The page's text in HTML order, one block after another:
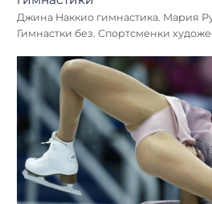
Джина Наккио гимнастика. Мария
Гимнастки без. Спортсменки